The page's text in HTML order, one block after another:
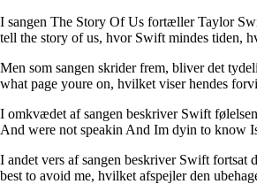
I sangen The Story Of Us fortæller Taylor
tell the story of us, hvor Swift mindes tiden,
Men som sangen skrider frem, bliver det
what page youre on, hvilket viser hendes
I omkvædet af sangen beskriver Swift
And were not speakin And Im dyin to know
I andet vers af sangen beskriver Swift fortsat
best to avoid me, hvilket afspejler den